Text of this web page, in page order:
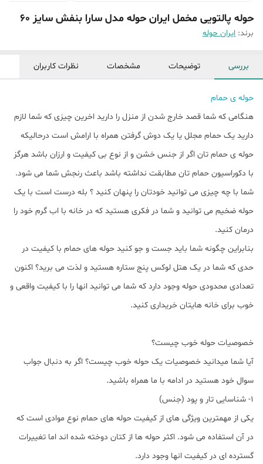
حوله پالتویی مخمل ایران حوله مدل سارا بنفش سایز 60
برند: ایران حوله
بررسی توضیحات مشخصات نظرات کاربران
حوله ی حمام
هنگامی که شما قصد خارج شدن از منزل را دارید اخرین چیزی که شما لازم
دارید یک حمام مجلل یا یک دوش گرفتن همراه با ارامش است درحالیکه
حوله ی حمام تان اگر از جنس خشن و از نوع بی کیفیت و ارزان باشد هرگز
با دکوراسیون حمام تان مطابقت نداشته باشد باعث رنجش شما می شود.
شما با چه چیزی می توانید خودتان را پنهان کنید ؟ بله درست است با یک
حوله ضخیم می توانید و شما در فکری هستید که در خانه با اب گرم خود را
درمان کنید.
بنابراین چگونه شما باید جست و جو کنید حوله های حمام با کیفیت در
حدی که شما در یک هتل لوکس پنج ستاره هستید و لذت می برید؟ اکنون
تعدادی محدودی حوله وجود دارد که شما می توانید انها را با کیفیت واقعی و
خوب برای خانه هایتان خریداری کنید.
خصوصیات حوله خوب چیست؟
آیا شما میدانید خصوصیات یک حوله خوب چیست؟ اگر به دنبال جواب
سوال خود هستید در ادامه با ما همراه باشید.
1- شناسایی تار و پود (جنس)
یکی از مهمترین ویژگی های از کیفیت حوله های حمام نوع موادی است که
در آن استفاده می شود. اکثر حوله ها از کتان دوخته شده اند اما تغییرات
گسترده ای در کیفیت انها وجود دارد.